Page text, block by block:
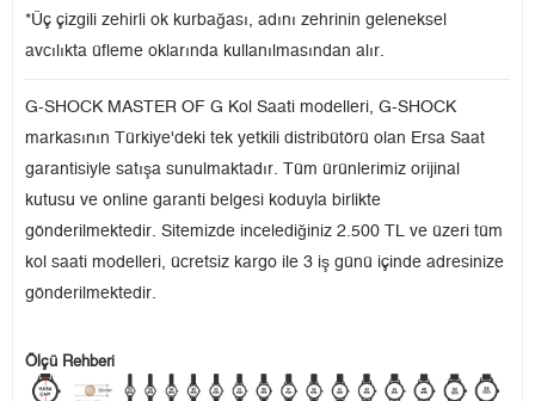
*Üç çizgili zehirli ok kurbağası, adını zehrinin geleneksel
avcılıkta üfleme oklarında kullanılmasından alır.
G-SHOCK MASTER OF G Kol Saati modelleri, G-SHOCK
markasının Türkiye'deki tek yetkili distribütörü olan Ersa Saat
garantisiyle satışa sunulmaktadır. Tüm ürünlerimiz orijinal
kutusu ve online garanti belgesi koduyla birlikte
gönderilmektedir. Sitemizde incelediğiniz 2.500 TL ve üzeri tüm
kol saati modelleri, ücretsiz kargo ile 3 iş günü içinde adresinize
gönderilmektedir.
Ölçü Rehberi